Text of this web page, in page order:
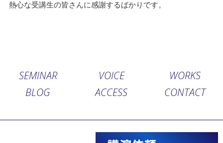
熱心な受講生の皆さんに感謝するばかりです。
SEMINAR VOICE
WORKS
BLOG
ACCESS CONTACT